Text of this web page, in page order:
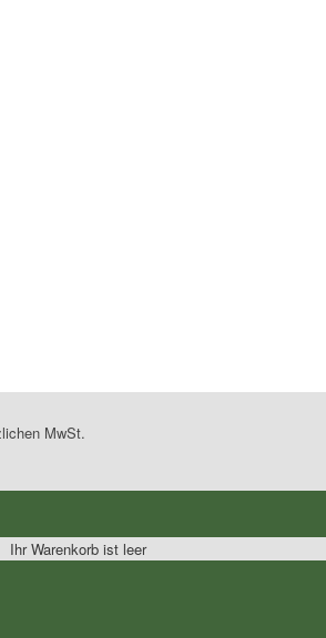
MwSt.
Ihr Warenkorb ist leer